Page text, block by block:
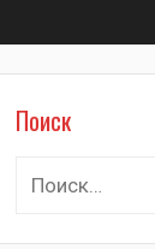
Поиск
Найти: